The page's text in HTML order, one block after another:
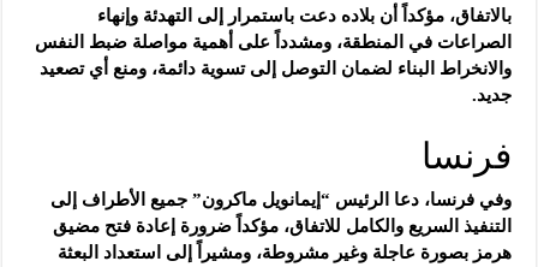
بالاتفاق، مؤكداً أن بلاده دعت باستمرار إلى التهدئة وإنهاء
الصراعات في المنطقة، ومشدداً على أهمية مواصلة ضبط النفس
والانخراط البناء لضمان التوصل إلى تسوية دائمة، ومنع أي تصعيد
جديد.
فرنسا
وفي فرنسا، دعا الرئيس “إيمانويل ماكرون” جميع الأطراف إلى
التنفيذ السريع والكامل للاتفاق، مؤكداً ضرورة إعادة فتح مضيق
هرمز بصورة عاجلة وغير مشروطة، ومشيراً إلى استعداد البعثة